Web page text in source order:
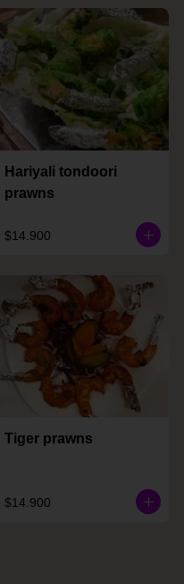
Hariyali tondoori
prawns
$14.900
Tiger prawns
$14.900